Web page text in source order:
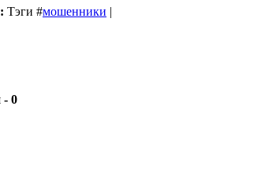
Тэги #мошенники |
- 0